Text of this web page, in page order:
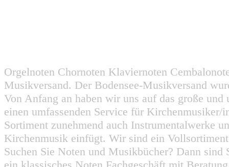
Orgelnoten Chornoten Klaviernoten
Musikversand. Der Bodensee-Musikversand
Von Anfang an haben wir uns auf das große
einen umfassenden Service für
Sortiment zunehmend auch Instrumentalwerke
Kirchenmusik einfügt. Wir sind ein
Suchen Sie Noten und Musikbücher? Dann